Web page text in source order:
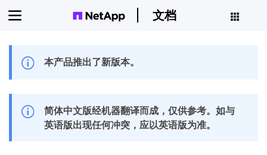
文档
本产品推出了新版本。
简体中文版经机器翻译而成，仅供参考。如与
英语版出现任何冲突，应以英语版为准。